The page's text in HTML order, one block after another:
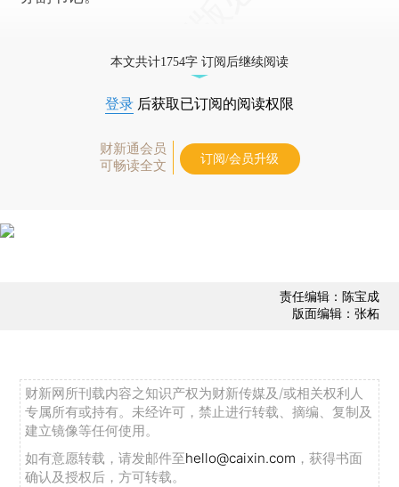
本文共计1754字 订阅后继续阅读
登录 后获取已订阅的阅读权限
财新通会员
可畅读全文
订阅/会员升级
责任编辑：陈宝成
版面编辑：张柘
财新网所刊载内容之知识产权为财新传媒及/或相关权利人
专属所有或持有。未经许可，禁止进行转载、摘编、复制及
建立镜像等任何使用。
如有意愿转载，请发邮件至hello@caixin.com ，获得书面
确认及授权后，方可转载。